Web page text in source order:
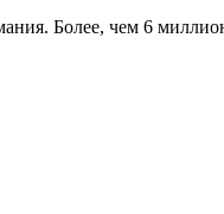
Более, чем 6